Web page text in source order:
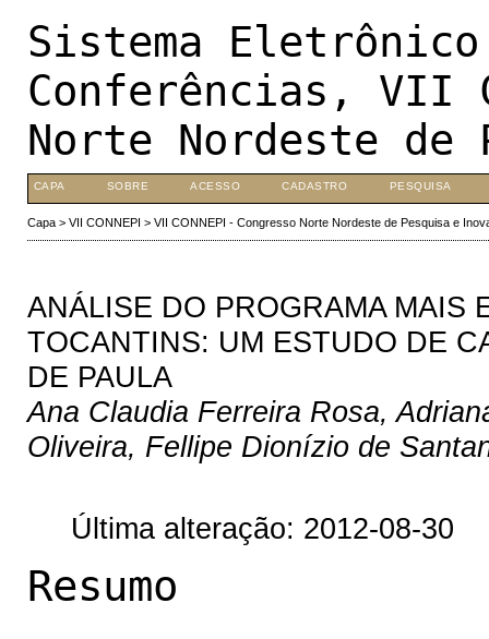
Sistema
Conferências, VII
Norte Nordeste de
CAPA SOBRE ACESSO CADASTRO PESQUISA
Capa> VII CONNEPI > VII CONNEPI - Congresso Norte Nordeste de Pesquisa e
ANÁLISE DO PROGRAMA MAIS
TOCANTINS: UM ESTUDO DE
DE PAULA
Ana Claudia Ferreira Rosa,
Oliveira, Fellipe Dionízio de
Última alteração: 2012-08-30
Resumo